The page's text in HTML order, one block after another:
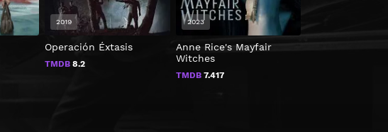
Operación Éxtasis
TMDB 8.2
2019
Anne Rice's Mayfair
Witches
TMDB7.417
2023